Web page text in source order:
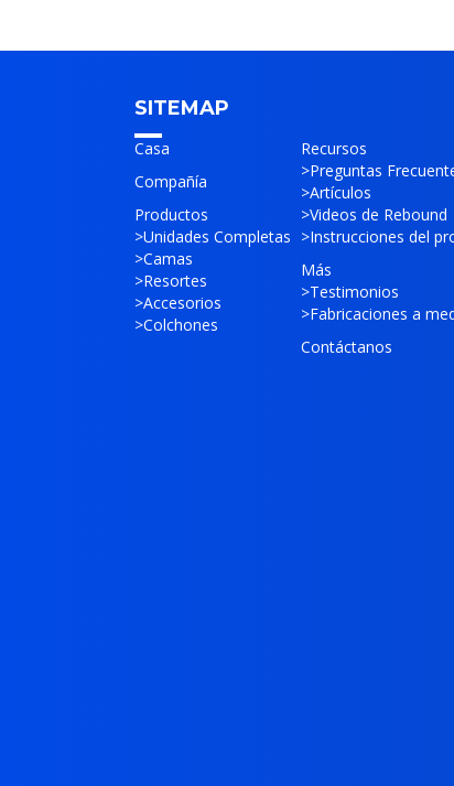
SITEMAP
Casa
Compañía
Productos
>Unidades Completas
>Camas
>Resortes
>Accesorios
>Colchones
Recursos
>Preguntas
>Artículos
>Videos de Rebound
>Instrucciones del
Más
>Testimonios
>Fabricaciones a
Contáctanos